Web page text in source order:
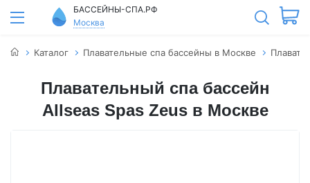
БАССЕЙНЫ-СПА.РФ
Москва
Каталог Плавательные спа бассейны в Москве
Плавательный спа бассейн
Allseas Spas Zeus в Москве